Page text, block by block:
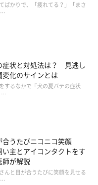
進めなくなった犬は、最
飼い主さんを見上げるよ
、ほめて飼い主さんから
ばかりで、「疲れてる？」「まさ
…
症状と対処法は？ 見逃し
変化のサインとは
するなかで『犬の夏バテの症状
…
うたびニコニコ笑顔
主とアイコンタクトをす
師が解説
んと目が合うたびに笑顔を見せる
…